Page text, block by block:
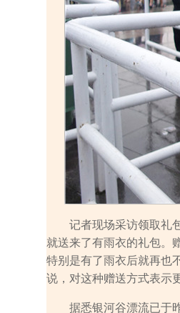
记者现场采访领取礼包
就送来了有雨衣的礼包。
特别是有了雨衣后就再也
说，对这种赠送方式表示
据悉银河谷漂流已于昨